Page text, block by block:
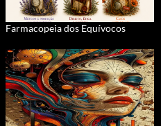
Farmacopeia dos Equívocos